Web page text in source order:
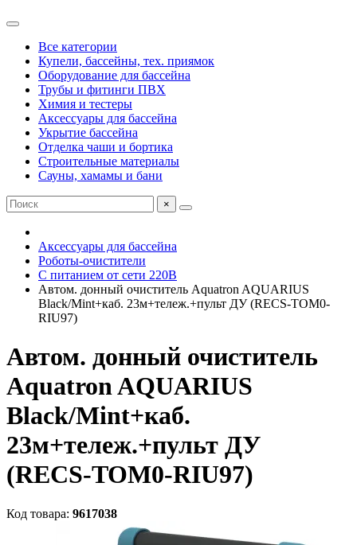
Все категории
Купели, бассейны, тех. приямок
Оборудование для бассейна
Трубы и фитинги ПВХ
Химия и тестеры
Аксессуары для бассейна
Укрытие бассейна
Отделка чаши и бортика
Строительные материалы
Сауны, хамамы и бани
×
Аксессуары для бассейна
Роботы-очистители
С питанием от сети 220В
Автом. донный очиститель Aquatron AQUARIUS
Black/Mint+каб. 23м+тележ.+пульт ДУ (RECS-TOM0-
RIU97)
Автом. донный очиститель
Aquatron AQUARIUS
Black/Mint+каб.
23м+тележ.+пульт ДУ
(RECS-TOM0-RIU97)
Код товара: 9617038